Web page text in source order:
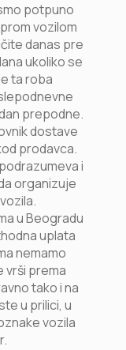
potpuno
vozilom
danas pre
ukoliko se
ta roba
prepodne.
dostave
prodavca.
i
organizuje
u Beogradu
uplata
nemamo
vrši prema
tako i na
u prilici, u
vozila